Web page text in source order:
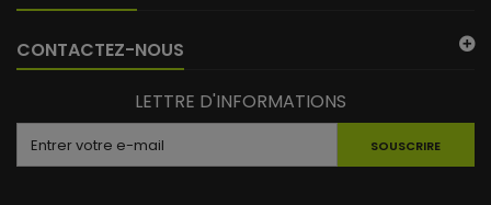
CONTACTEZ-NOUS
LETTRE D'INFORMATIONS
SOUSCRIRE